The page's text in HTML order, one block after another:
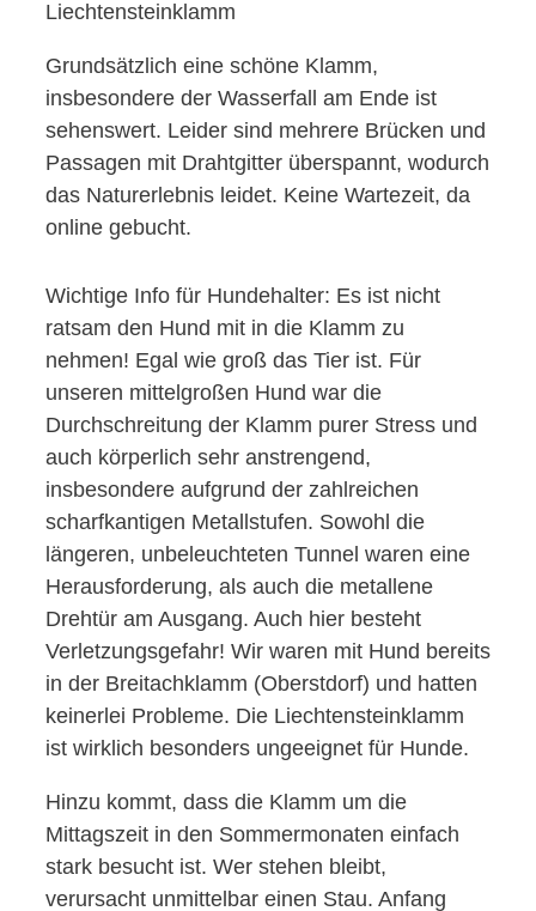
Liechtensteinklamm
Grundsätzlich eine schöne Klamm,
insbesondere der Wasserfall am Ende ist
sehenswert. Leider sind mehrere Brücken und
Passagen mit Drahtgitter überspannt, wodurch
das Naturerlebnis leidet. Keine Wartezeit, da
online gebucht.
Wichtige Info für Hundehalter: Es ist nicht
ratsam den Hund mit in die Klamm zu
nehmen! Egal wie groß das Tier ist. Für
unseren mittelgroßen Hund war die
Durchschreitung der Klamm purer Stress und
auch körperlich sehr anstrengend,
insbesondere aufgrund der zahlreichen
scharfkantigen Metallstufen. Sowohl die
längeren, unbeleuchteten Tunnel waren eine
Herausforderung, als auch die metallene
Drehtür am Ausgang. Auch hier besteht
Verletzungsgefahr! Wir waren mit Hund bereits
in der Breitachklamm (Oberstdorf) und hatten
keinerlei Probleme. Die Liechtensteinklamm
ist wirklich besonders ungeeignet für Hunde.
Hinzu kommt, dass die Klamm um die
Mittagszeit in den Sommermonaten einfach
stark besucht ist. Wer stehen bleibt,
verursacht unmittelbar einen Stau. Anfang